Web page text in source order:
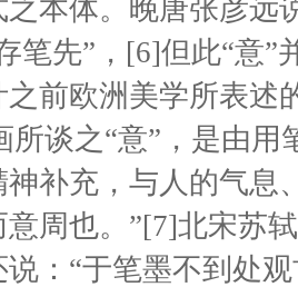
之本体。晚唐张彦远
笔先”，[6]但此“意
之前欧洲美学所表述
所谈之“意”，是由
补充，与人的气息
意周也。”[7]北宋苏
：“于笔墨不到处